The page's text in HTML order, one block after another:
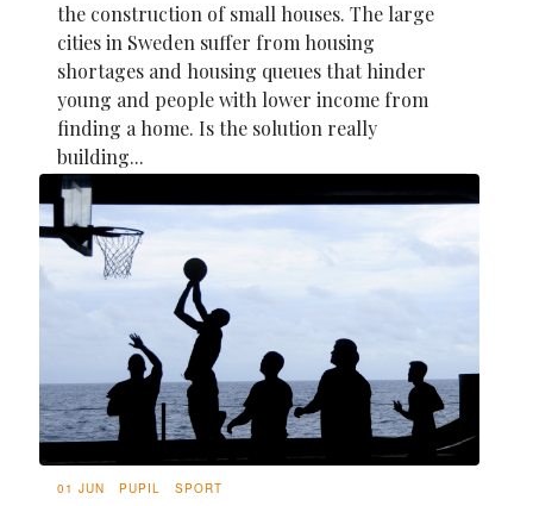
the construction of small houses. The large
cities in Sweden suffer from housing
shortages and housing queues that hinder
young and people with lower income from
finding a home. Is the solution really
building...
01 JUN PUPIL SPORT